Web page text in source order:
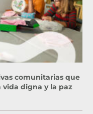
comunitarias que
digna y la paz